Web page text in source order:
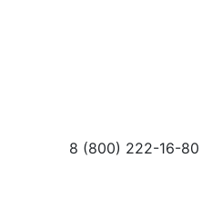
8 (800) 222-16-80